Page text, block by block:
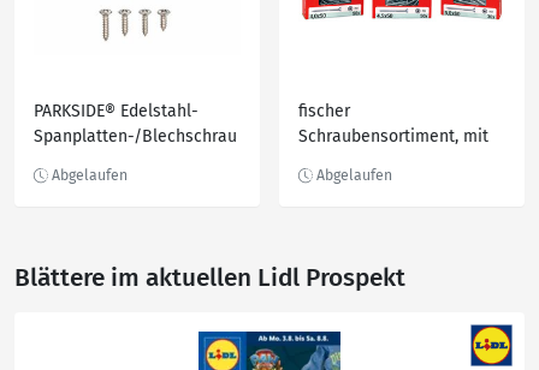
PARKSIDE® Edelstahl-
Spanplatten-/Blechschrau
fischer
Schraubensortiment, mit
Blättere im aktuellen Lidl Prospekt